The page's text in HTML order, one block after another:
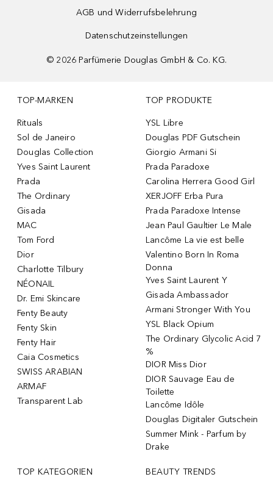
AGB und Widerrufsbelehrung
Datenschutzeinstellungen
© 2026 Parfümerie Douglas GmbH & Co. KG.
TOP-MARKEN
Rituals
Sol de Janeiro
Douglas Collection
Yves Saint Laurent
Prada
The Ordinary
Gisada
MAC
Tom Ford
Dior
Charlotte Tilbury
NÉONAIL
Dr. Emi Skincare
Fenty Beauty
Fenty Skin
Fenty Hair
Caia Cosmetics
SWISS ARABIAN
ARMAF
Transparent Lab
TOP PRODUKTE
YSL Libre
Douglas PDF Gutschein
Giorgio Armani Si
Prada Paradoxe
Carolina Herrera Good Girl
XERJOFF Erba Pura
Prada Paradoxe Intense
Jean Paul Gaultier Le Male
Lancôme La vie est belle
Valentino Born In Roma
Donna
Yves Saint Laurent Y
Gisada Ambassador
Armani Stronger With You
YSL Black Opium
The Ordinary Glycolic Acid 7
%
DIOR Miss Dior
DIOR Sauvage Eau de
Toilette
Lancôme Idôle
Douglas Digitaler Gutschein
Summer Mink - Parfum by
Drake
TOP KATEGORIEN BEAUTY TRENDS